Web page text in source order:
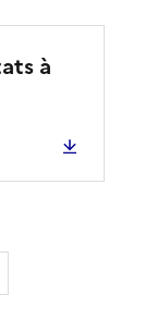
à
par email